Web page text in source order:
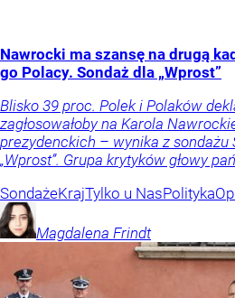
Nawrocki ma szansę na drugą
go Polacy. Sondaż dla „Wprost”
Blisko 39 proc. Polek i Polaków
zagłosowałoby na Karola
prezydenckich – wynika z sondażu
„Wprost”. Grupa krytyków głowy
SondażeKrajTylko u NasPolityka
Magdalena Frindt